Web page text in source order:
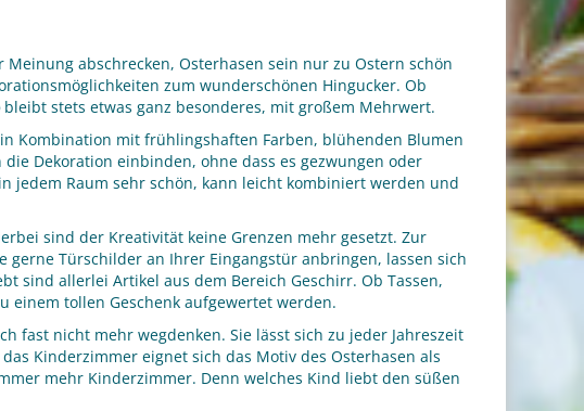
abschrecken, Osterhasen sein nur zu Ostern schön
zum wunderschönen Hingucker. Ob
bleibt stets etwas ganz besonderes, mit großem Mehrwert.
Kombination mit frühlingshaften Farben, blühenden Blumen
Dekoration einbinden, ohne dass es gezwungen oder
jedem Raum sehr schön, kann leicht kombiniert werden und
sind der Kreativität keine Grenzen mehr gesetzt. Zur
gerne Türschilder an Ihrer Eingangstür anbringen, lassen sich
sind allerlei Artikel aus dem Bereich Geschirr. Ob Tassen,
einem tollen Geschenk aufgewertet werden.
fast nicht mehr wegdenken. Sie lässt sich zu jeder Jahreszeit
Kinderzimmer eignet sich das Motiv des Osterhasen als
mehr Kinderzimmer. Denn welches Kind liebt den süßen